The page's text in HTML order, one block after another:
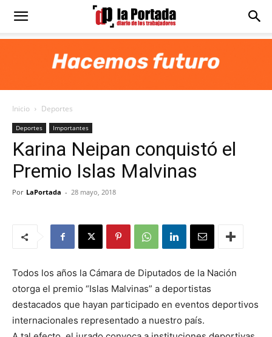
Diario
Portada
Inicio Deportes
Deportes Importantes
Karina Neipan conquistó el
Premio Islas Malvinas
Por LaPortada - 28 mayo, 2018
Todos los años la Cámara de Diputados de la Nación
otorga el premio “Islas Malvinas” a deportistas
destacados que hayan participado en eventos deportivos
internacionales representado a nuestro país.